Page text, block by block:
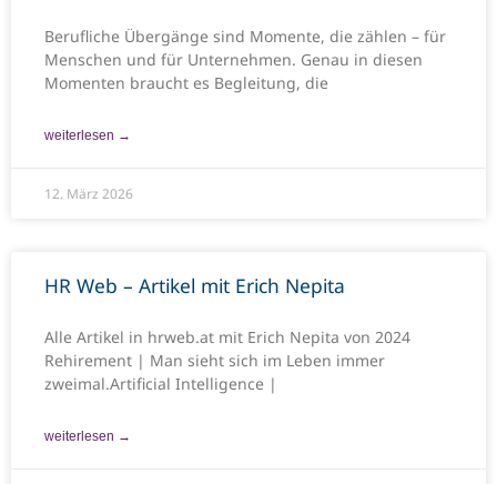
Berufliche Übergänge sind Momente, die zählen – für
Menschen und für Unternehmen. Genau in diesen
Momenten braucht es Begleitung, die
weiterlesen →
12. März 2026
HR Web – Artikel mit Erich Nepita
Alle Artikel in hrweb.at mit Erich Nepita von 2024
Rehirement | Man sieht sich im Leben immer
zweimal.Artificial Intelligence |
weiterlesen →